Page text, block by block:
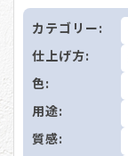
カテゴリー:
仕上げ方:
色:
用途:
質感: